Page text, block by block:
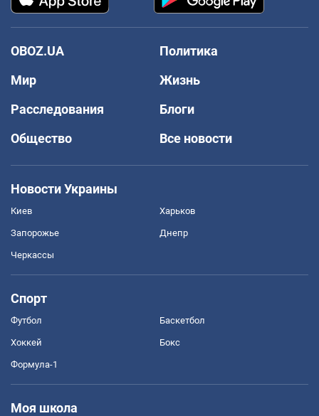
OBOZ.UA
Политика
Мир
Жизнь
Расследования
Блоги
Общество
Все новости
Новости Украины
Киев Харьков
Запорожье Днепр
Черкассы
Спорт
Футбол Баскетбол
Хоккей Бокс
Формула-1
Моя школа